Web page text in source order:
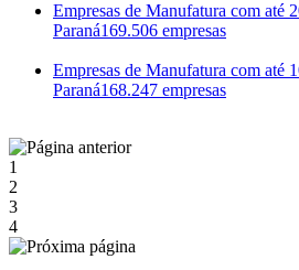
Empresas de Manufatura com até
Paraná169.506 empresas
Empresas de Manufatura com até
Paraná168.247 empresas
1
2
3
4